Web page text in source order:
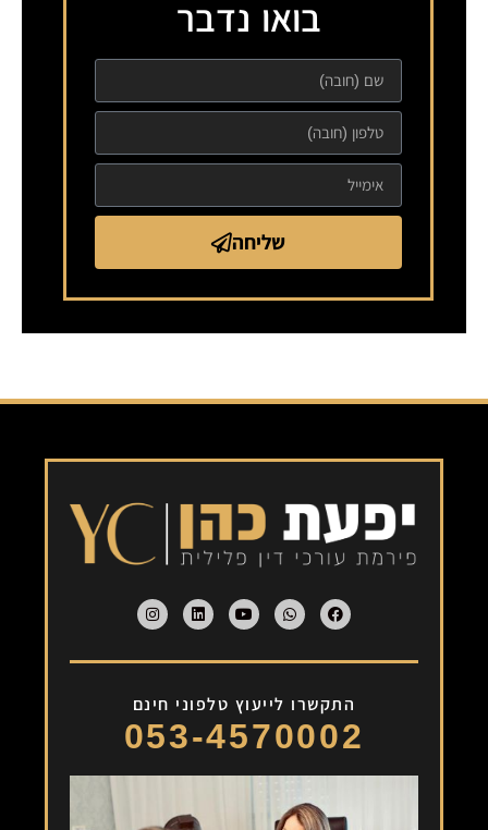
בואו נדבר
שליחה
התקשרו לייעוץ טלפוני חינם
053-4570002